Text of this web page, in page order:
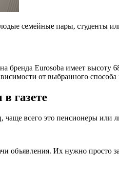
семейные пары, студенты
бренда Eurosoba имеет высоту
от выбранного
газете
всего это пенсионеры или
объявления. Их нужно